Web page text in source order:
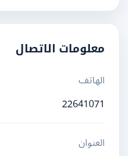
معلومات الاتصال
الهاتف
22641071
العنوان